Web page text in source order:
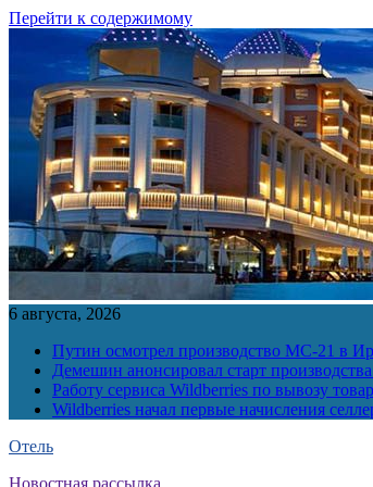
Перейти к содержимому
6 августа, 2026
Путин осмотрел производство МС-21 в
Демешин анонсировал старт
Работу сервиса Wildberries по вывозу
Wildberries начал первые начисления
Отель
Новостная рассылка